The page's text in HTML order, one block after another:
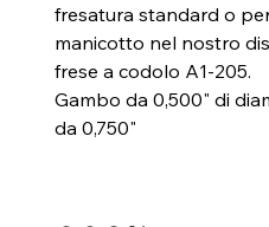
fresatura standard o
manicotto nel nostro
frese a codolo A1-205.
Gambo da 0,500" di
da 0,750"